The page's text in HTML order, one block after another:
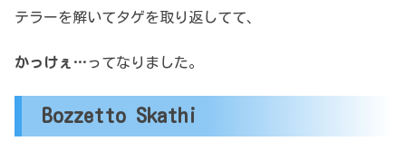
テラーを解いてタゲを取り返してて、
かっけぇ…ってなりました。
Bozzetto Skathi